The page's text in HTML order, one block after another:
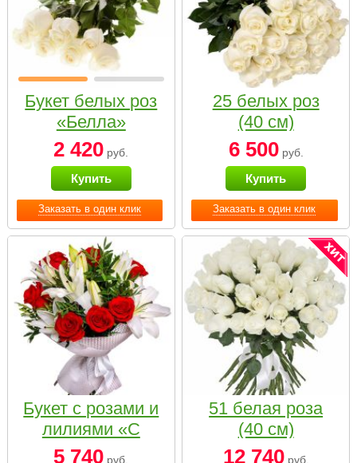
Заказать в один клик
Букет белых роз
«Белла»
2 420 руб.
Купить
Заказать в один клик
25 белых роз
(40 см)
6 500руб.
Купить
Букет с розами и
лилиями «С
наилучшими
5 740 руб.
51 белая роза
(40 см)
12 740руб.